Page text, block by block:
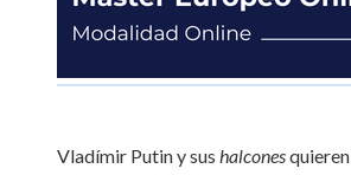
Vladímir Putin y sus halconesquieren